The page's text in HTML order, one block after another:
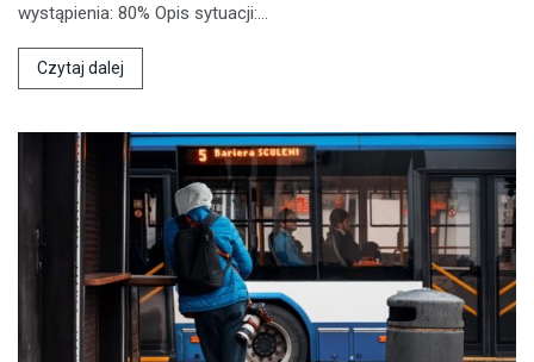
wystąpienia: 80% Opis sytuacji:…
Czytaj dalej